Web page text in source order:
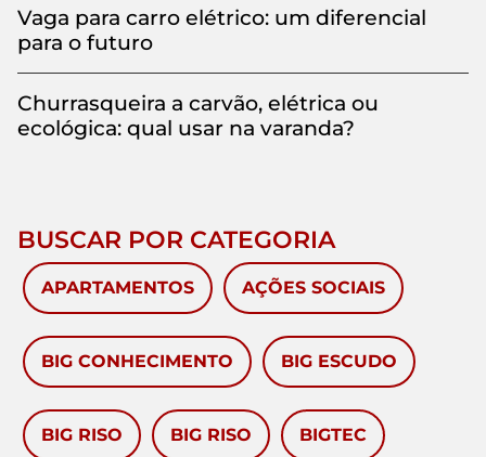
Vaga para carro elétrico: um diferencial
para o futuro
Churrasqueira a carvão, elétrica ou
ecológica: qual usar na varanda?
BUSCAR POR CATEGORIA
APARTAMENTOS AÇÕES SOCIAIS
BIG CONHECIMENTO BIG ESCUDO
BIG RISO BIG RISO BIGTEC